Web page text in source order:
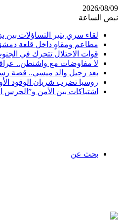
2026/08/09
نبض الساعة
لقاء سري يثير التساؤلات بين
مطاعم ومقاهٍ داخل قلعة
قوات الاحتلال تتحرك في
لا مفاوضات مع واشنطن..
بعد رحيل والد ميسي.. قصة
روسيا تضرب شريان الوقود
اشتباكات بين الأمن و”الحرس
بحث عن